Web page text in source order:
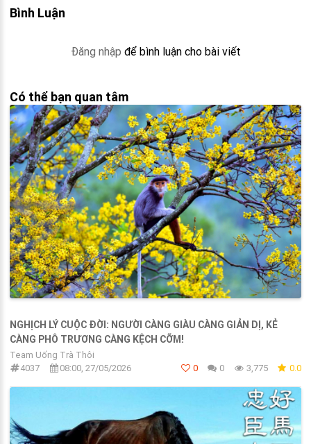
Bình Luận
Đăng nhập để bình luận cho bài viết
Có thể bạn quan tâm
NGHỊCH LÝ CUỘC ĐỜI: NGƯỜI CÀNG GIÀU CÀNG GIẢN DỊ, KẺ
CÀNG PHÔ TRƯƠNG CÀNG KỆCH CỠM!
Team Uống Trà Thôi
4037
08:00, 27/05/2026 0 0 3,775 0.0